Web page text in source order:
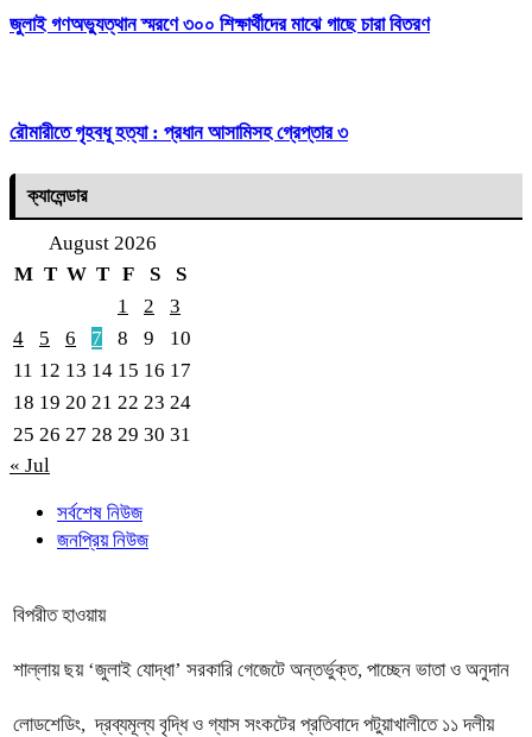
জুলাই গণঅভ্যুত্থান স্মরণে ৩০০ শিক্ষার্থীদের মাঝে গাছে চারা বিতরণ
রৌমারীতে গৃহবধূ হত্যা : প্রধান আসামিসহ গ্রেপ্তার ৩
ক্যালেন্ডার
August 2026
M T W T F S
S
1
2
3
4
5 6 7 8 9
10
11 12 13 14 15 16 17
18 19 20 21 22 23 24
25 26 27 28 29 30 31
« Jul
সর্বশেষ নিউজ
জনপ্রিয় নিউজ
বিপরীত হাওয়ায়
শাল্লায় ছয় ‘জুলাই যোদ্ধা’ সরকারি গেজেটে অন্তর্ভুক্ত, পাচ্ছেন ভাতা ও অনুদান
লোডশেডিং, দ্রব্যমূল্য বৃদ্ধি ও গ্যাস সংকটের প্রতিবাদে পটুয়াখালীতে ১১ দলীয়